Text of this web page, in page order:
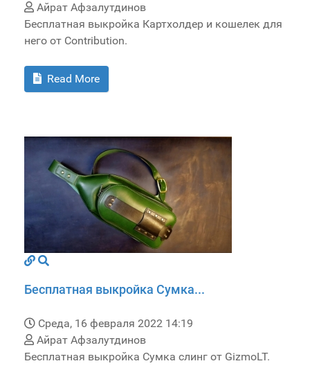
Айрат Афзалутдинов
Бесплатная выкройка Картхолдер и кошелек для
него от Contribution.
Read More
Бесплатная выкройка Сумка...
Среда, 16 февраля 2022 14:19
Айрат Афзалутдинов
Бесплатная выкройка Сумка слинг от GizmoLT.